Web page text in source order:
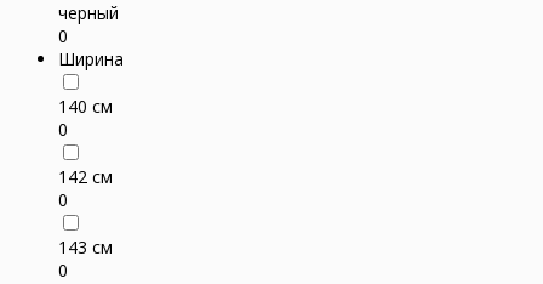
черный
0
Ширина
140 см
0
142 см
0
143 см
0